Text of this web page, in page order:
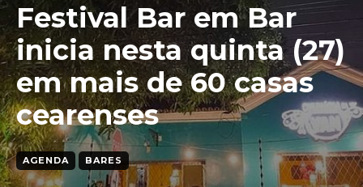
Festival Bar em Bar
inicia nesta quinta (27)
em mais de 60 casas
cearenses
AGENDA BARES